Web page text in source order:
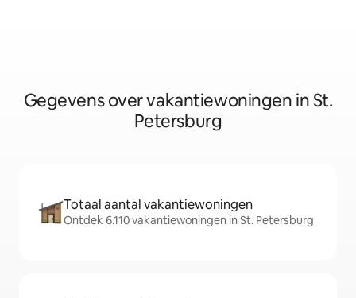
Gegevens over vakantiewoningen in St.
Petersburg
Totaal aantal vakantiewoningen
Ontdek 6.110 vakantiewoningen in St. Petersburg